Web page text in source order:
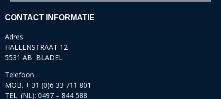
CONTACT INFORMATIE
Adres
HALLENSTRAAT 12
5531 AB BLADEL
Telefoon
MOB. + 31 (0)6 33 711 801
TEL. (NL): 0497 – 844 588